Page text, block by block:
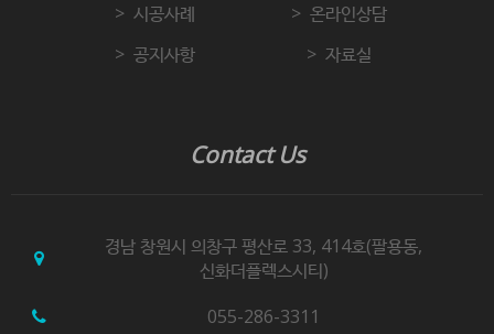
시공사례
온라인상담
공지사항
자료실
Contact Us
경남 창원시 의창구 평산로 33, 414호(팔용동,
신화더플렉스시티)
055-286-3311